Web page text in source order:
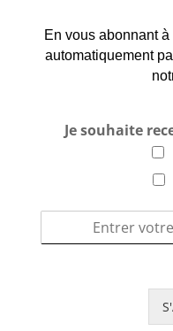
En vous abonnant à
automatiquement
Je souhaite